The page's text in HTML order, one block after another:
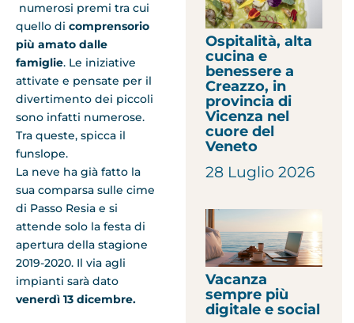
numerosi premi tra cui
quello di comprensorio
più amato dalle
famiglie. Le iniziative
attivate e pensate per il
divertimento dei piccoli
sono infatti numerose.
Tra queste, spicca il
funslope.
La neve ha già fatto la
sua comparsa sulle cime
di Passo Resia e si
attende solo la festa di
apertura della stagione
2019-2020. Il via agli
impianti sarà dato
venerdì 13 dicembre.
Ospitalità, alta
cucina e
benessere a
Creazzo, in
provincia di
Vicenza nel
cuore del
Veneto
28 Luglio 2026
Vacanza
sempre più
digitale e social